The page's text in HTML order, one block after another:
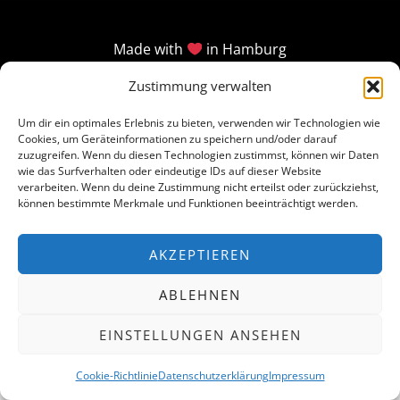
Zustimmung verwalten
Um dir ein optimales Erlebnis zu bieten, verwenden wir Technologien wie
Cookies, um Geräteinformationen zu speichern und/oder darauf
zuzugreifen. Wenn du diesen Technologien zustimmst, können wir Daten
wie das Surfverhalten oder eindeutige IDs auf dieser Website
verarbeiten. Wenn du deine Zustimmung nicht erteilst oder zurückziehst,
können bestimmte Merkmale und Funktionen beeinträchtigt werden.
AKZEPTIEREN
ABLEHNEN
EINSTELLUNGEN ANSEHEN
Cookie-RichtlinieDatenschutzerklärungImpressum
Made with in Hamburg